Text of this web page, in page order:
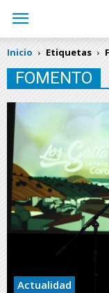
Inicio Etiquetas
FOMENTO
Actualidad